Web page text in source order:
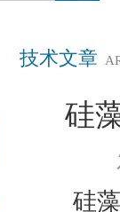
技术文章
硅
硅藻